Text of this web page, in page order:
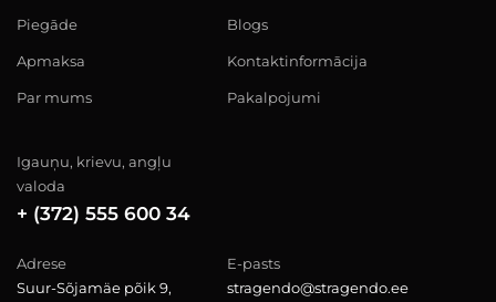
Piegāde
Apmaksa
Par mums
Blogs
Kontaktinformācija
Pakalpojumi
Igauņu, krievu, angļu
valoda
+ (372) 555 600 34
Adrese
Suur-Sõjamäe põik 9,
E-pasts
stragendo@stragendo.ee